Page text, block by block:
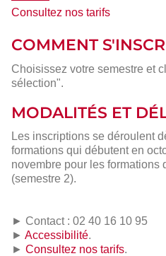
Consultez nos tarifs
COMMENT
Choisissez votre semestre et
sélection".
MODALITÉS ET
Les inscriptions se déroulent
formations qui débutent en
novembre pour les formations
(semestre 2).
► Contact : 02 40 16 10 95
► Accessibilité.
► Consultez nos tarifs.